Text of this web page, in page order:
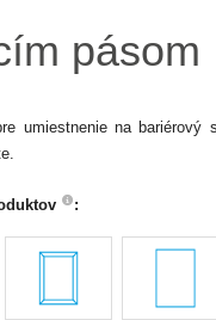
pásom
umiestnenie na
: